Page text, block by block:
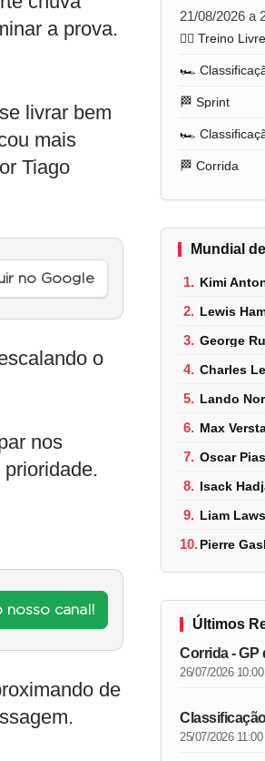
a prova.
livrar bem
mais
Tiago
no Google
o
nos
nosso canal!
de
21/08/2026 a
🏋️‍♂️ Treino
🏎️
🏁 Sprint
🏎️
🏁 Corrida
Mundial
1. Kimi
2. Lewis
3. George
4. Charles
5. Lando
6. Max
7. Oscar
8. Isack
9. Liam
10.Pierre
Últimos
Corrida - GP
26/07/2026 10:00
25/07/2026 11:00